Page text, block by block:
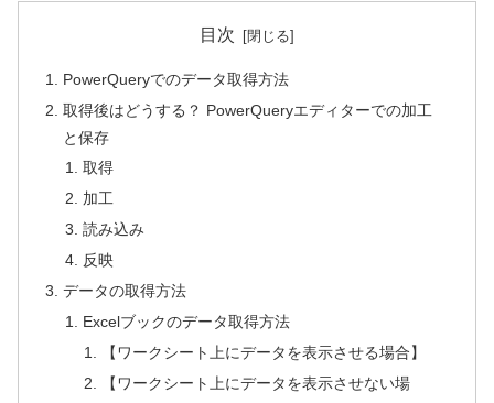
目次
PowerQueryでのデータ取得方法
取得後はどうする？ PowerQueryエディターでの加工
と保存
取得
加工
読み込み
反映
データの取得方法
Excelブックのデータ取得方法
【ワークシート上にデータを表示させる場合】
【ワークシート上にデータを表示させない場